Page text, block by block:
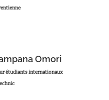
Omori
étudiants internationaux